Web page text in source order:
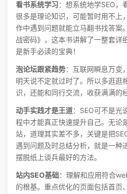
看书系统学习 ：想系统地学SEO，
很多是理论知识，可能暂时用不上
作中遇到问题就能立马翻书找答案
战密码》，这本书讲解了一整套详
是新手必读的宝典！
泡论坛跟紧趋势：互联网瞬息万变
明天说不定就过时了。所以多逛逛
识，还能和同行交流，收获满满的
动手实践才是王道：SEO可不是光
程中才能真正快速提升自己。无论
站，道理其实差不多，关键是把
遇到问题及时总结分析，就是一种
摆脱纸上谈兵最好的方法。
站内SEO基础：理解和应用符合
的根基。重点优化的页面包括首页